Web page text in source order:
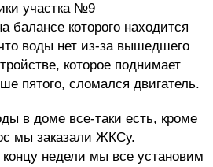
участка №9
которого находится
воды нет из-за вышедшего
которое поднимает
пятого, сломался двигатель.
в доме все-таки есть, кроме
мы заказали ЖКСу.
недели мы все установим